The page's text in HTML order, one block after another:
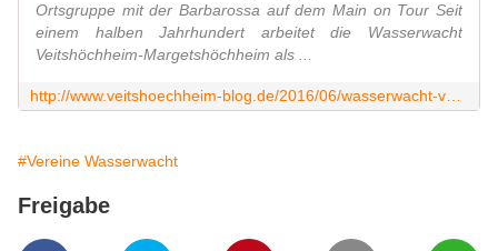
Ortsgruppe mit der Barbarossa auf dem Main on Tour Seit
einem halben Jahrhundert arbeitet die Wasserwacht
Veitshöchheim-Margetshöchheim als ...
#Vereine Wasserwacht
Freigabe